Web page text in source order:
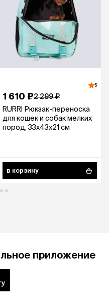
5
1 610 ₽2 299 ₽
RURRI Рюкзак-переноска
для кошек и собак мелких
пород, 33x43x21 см
в корзину
приложение